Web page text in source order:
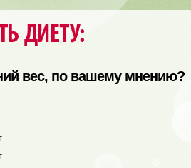
вес, по вашему мнению?